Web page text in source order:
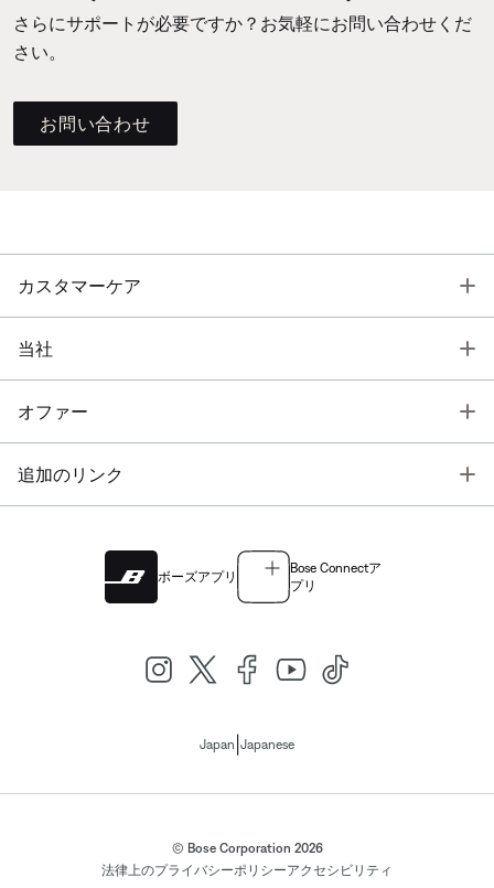
さらにサポートが必要ですか？お気軽にお問い合わせくだ
さい。
お問い合わせ
カスタマーケア
当社
オファー
追加のリンク
ボーズアプリ
Bose Connectア
プリ
Japan Japanese
© Bose Corporation 2026
法律上のプライバシーポリシーアクセシビリティ